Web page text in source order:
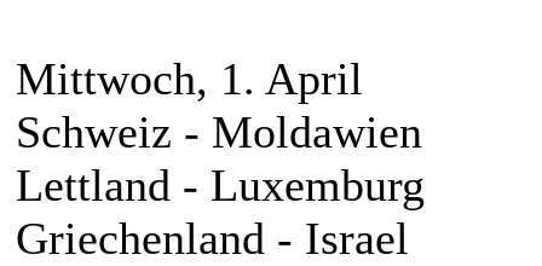
Mittwoch, 1. April
Schweiz - Moldawien
Lettland - Luxemburg
Griechenland - Israel